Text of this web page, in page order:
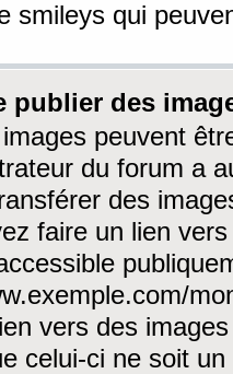
smileys qui
publier des
peuvent
du forum a
des
faire un lien
vers des
celui-ci ne soit